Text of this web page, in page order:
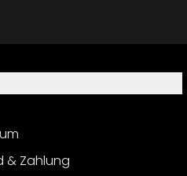
& Zahlung